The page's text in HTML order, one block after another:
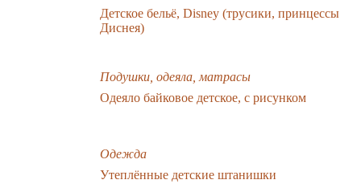
Детское бельё, Disney (трусики, принцессы
Диснея)
Подушки, одеяла, матрасы
Одеяло байковое детское, с рисунком
Одежда
Утеплённые детские штанишки